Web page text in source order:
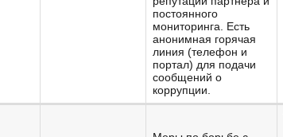
постоянного
мониторинга. Есть
анонимная горячая
линия (телефон и
портал) для подачи
сообщений о
коррупции.